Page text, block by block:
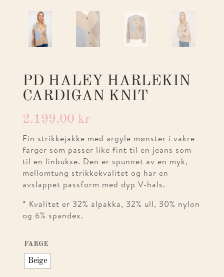
PD HALEY HARLEKIN
CARDIGAN KNIT
2.199,00 kr
Fin strikkejakke med argyle mønster i vakre
farger som passer like fint til en jeans som
til en linbukse. Den er spunnet av en myk,
mellomtung strikkekvalitet og har en
avslappet passform med dyp V-hals.
* Kvalitet er 32% alpakka, 32% ull, 30% nylon
og 6% spandex.
FARGE
Beige